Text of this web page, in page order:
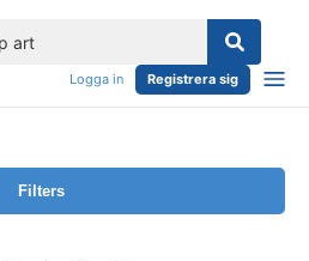
Logga in Registrera sig
Filters